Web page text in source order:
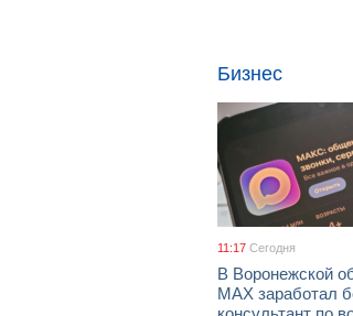
Бизнес
11:17 Сегодня
В Воронежской
МАХ заработал